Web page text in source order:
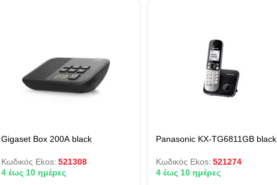
Gigaset Box 200A black
Κωδικός Ekos: 521308
4 έως 10 ημέρες
Panasonic KX-TG6811GB black
Κωδικός Ekos: 521274
4 έως 10 ημέρες